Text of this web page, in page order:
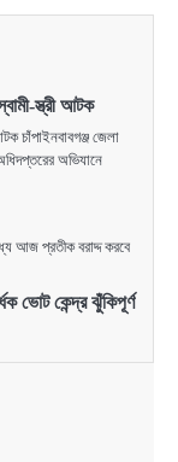
স্ত্রী আটক
চাঁপাইনবাবগঞ্জ জেলা
অভিযানে
আজ প্রতীক বরাদ্দ করবে
ভোট কেন্দ্র ঝুঁকিপূর্ণ